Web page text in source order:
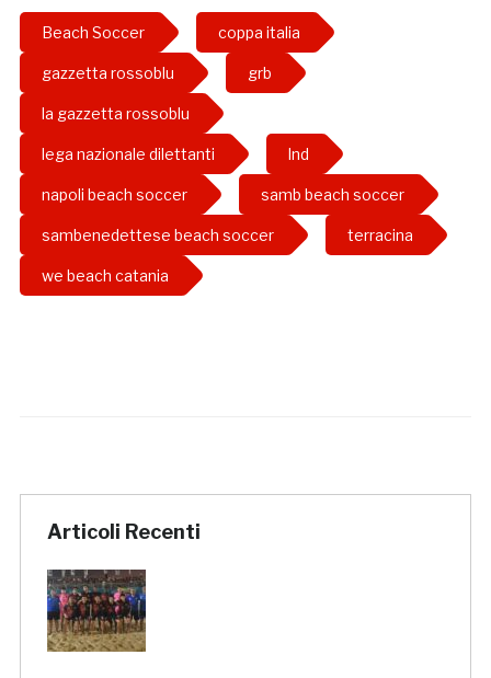
Beach Soccer coppa italia
gazzetta rossoblu grb
la gazzetta rossoblu
lega nazionale dilettanti lnd
napoli beach soccer samb beach soccer
sambenedettese beach soccer terracina
we beach catania
Articoli Recenti